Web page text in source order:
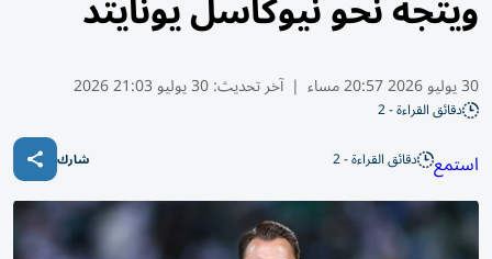
30 يوليو 2026 20:57 مساء | آخر تحديث:30 يوليو 21:03 2026
دقائق القراءة - 2
استمع دقائق القراءة - 2 شارك